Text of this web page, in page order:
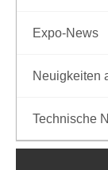
Expo-News
Neuigkeiten
Technische